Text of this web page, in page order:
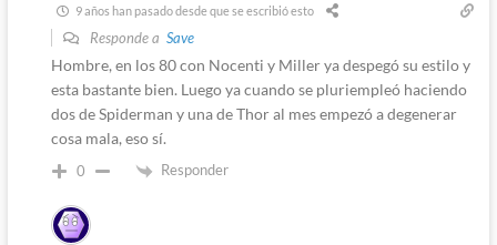
9 años han pasado desde que se escribió esto
Responde a Save
Hombre, en los 80 con Nocenti y Miller ya despegó su estilo y
esta bastante bien. Luego ya cuando se pluriempleó haciendo
dos de Spiderman y una de Thor al mes empezó a degenerar
cosa mala, eso sí.
0 Responder